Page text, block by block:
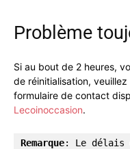
Problème
Si au bout de 2 heures,
de réinitialisation,
formulaire de contact
Lecoinoccasion.
Remarque: Le délais